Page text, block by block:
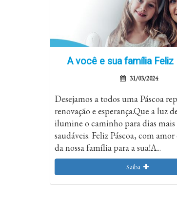
A você e sua família Feliz
31/03/2024
Desejamos a todos uma Páscoa
renovação e esperança.Que a luz
ilumine o caminho para dias mais
saudáveis. Feliz Páscoa, com
da nossa família para a sua!A...
Saiba